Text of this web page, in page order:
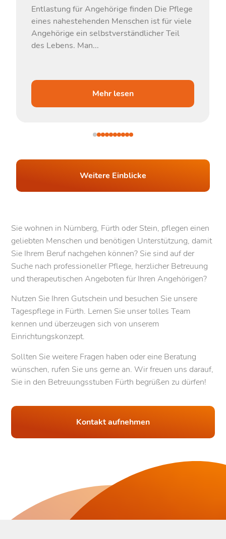
Entlastung für Angehörige finden Die Pflege
eines nahestehenden Menschen ist für viele
Angehörige ein selbstverständlicher Teil
des Lebens. Man...
Mehr lesen
Weitere Einblicke
Sie wohnen in Nürnberg, Fürth oder Stein, pflegen einen
geliebten Menschen und benötigen Unterstützung, damit
Sie Ihrem Beruf nachgehen können? Sie sind auf der
Suche nach professioneller Pflege, herzlicher Betreuung
und therapeutischen Angeboten für Ihren Angehörigen?
Nutzen Sie Ihren Gutschein und besuchen Sie unsere
Tagespflege in Fürth. Lernen Sie unser tolles Team
kennen und überzeugen sich von unserem
Einrichtungskonzept.
Sollten Sie weitere Fragen haben oder eine Beratung
wünschen, rufen Sie uns gerne an. Wir freuen uns darauf,
Sie in den Betreuungsstuben Fürth begrüßen zu dürfen!
Kontakt aufnehmen